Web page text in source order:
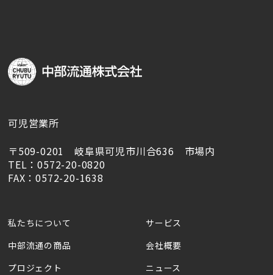
可児営業所
〒509-0201 岐阜県可児市川合636 市場内
TEL：0572-20-0820
FAX：0572-20-1638
私たちについて
サービス
中部流通の商品
会社概要
プロジェクト
ニュース